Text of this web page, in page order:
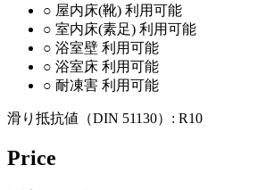
○ 屋内床(靴) 利用可能
○ 室内床(素足) 利用可能
○ 浴室壁 利用可能
○ 浴室床 利用可能
○ 耐凍害 利用可能
滑り抵抗値（DIN 51130）: R10
Price